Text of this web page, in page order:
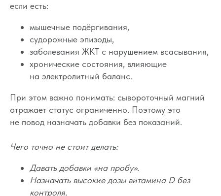
если есть:
мышечные подёргивания,
судорожные эпизоды,
заболевания ЖКТ с нарушением всасывания,
хронические состояния, влияющие
на электролитный баланс.
При этом важно понимать: сывороточный магний
отражает статус ограниченно. Поэтому это
не повод назначать добавки без показаний.
Чего точно не стоит делать:
Давать добавки «на пробу».
Назначать высокие дозы витамина D без
контроля.